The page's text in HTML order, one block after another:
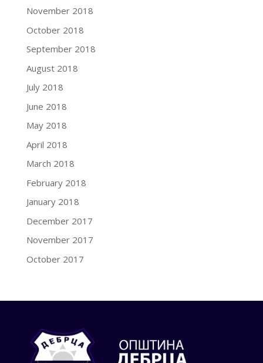
November 2018
October 2018
September 2018
August 2018
July 2018
June 2018
May 2018
April 2018
March 2018
February 2018
January 2018
December 2017
November 2017
October 2017